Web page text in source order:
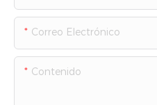
Correo Electrónico
Contenido